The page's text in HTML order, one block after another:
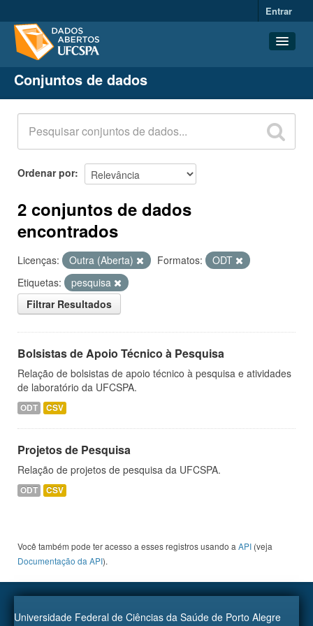
Entrar
Conjuntos de dados
Organizações
Grupos
Sobre
Conjuntos de dados
Ordenar por
2 conjuntos de dados
encontrados
Licenças: Outra (Aberta) Formatos:
ODT
Etiquetas:
pesquisa
Filtrar Resultados
Bolsistas de Apoio Técnico à Pesquisa
Relação de bolsistas de apoio técnico à pesquisa e atividades
de laboratório da UFCSPA.
ODT CSV
Projetos de Pesquisa
Relação de projetos de pesquisa da UFCSPA.
ODT CSV
Você também pode ter acesso a esses registros usando a API (veja
Documentação da API).
Universidade Federal de Ciências da Saúde de Porto Alegre